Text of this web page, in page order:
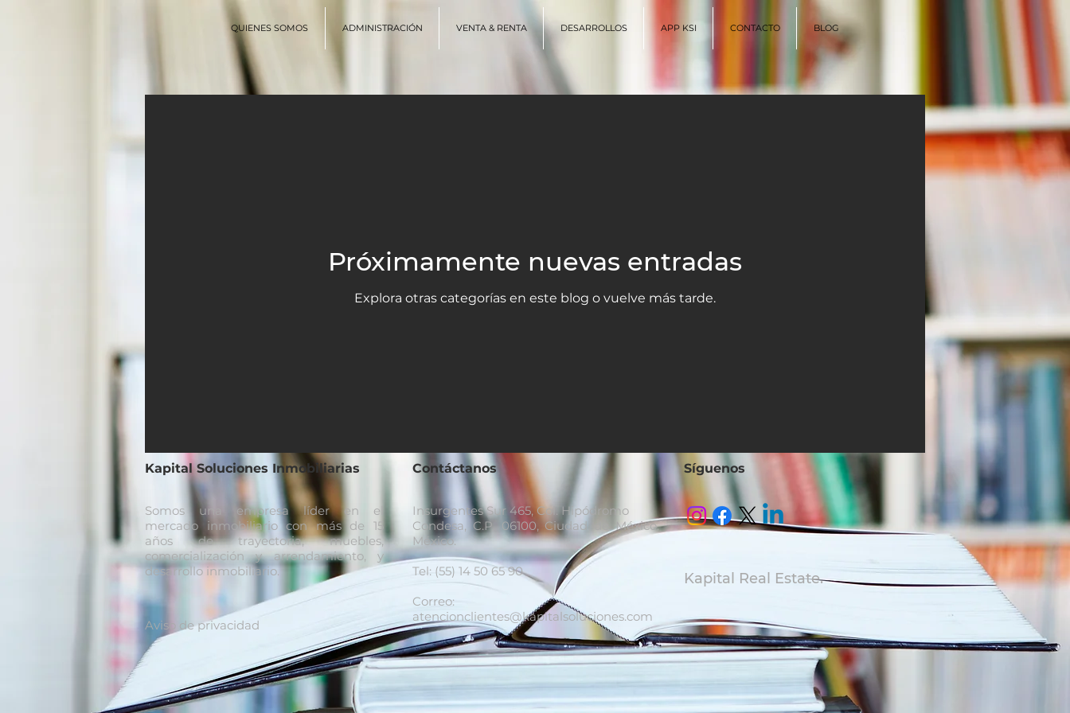
QUIENES SOMOS ADMINISTRACIÓN VENTA & RENTA DESARROLLOS APP KSI CONTACTO BLOG
Próximamente nuevas entradas
Explora otras categorías en este blog o vuelve más tarde.
Kapital Soluciones Inmobiliarias
Somos una empresa líder en el
mercado inmobiliario con más de 15
años de trayectoria, muebles,
comercialización y arrendamiento, y
desarrollo inmobiliario.
Aviso de privacidad
Contáctanos Síguenos
Insurgentes Sur 465, Col. Hipódromo
Condesa, C.P. 06100, Ciudad de México,
México.
Tel: (55) 14 50 65 90
Correo:
atencionclientes@kapitalsoluciones.com
Kapital Real Estate.